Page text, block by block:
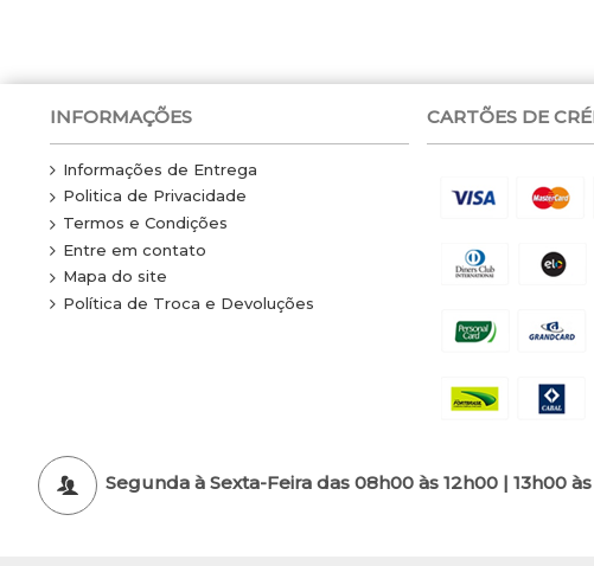
INFORMAÇÕES
Informações de Entrega
Politica de Privacidade
Termos e Condições
Entre em contato
Mapa do site
Política de Troca e Devoluções
CARTÕES DE
Segunda à Sexta-Feira das 08h00 às 12h00 | 13h00